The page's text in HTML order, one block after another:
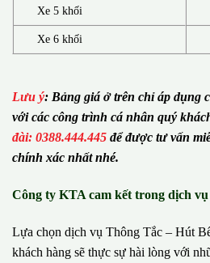
Xe 5 khối
Xe 6 khối
Lưu ý: Bảng giá ở trên chỉ áp dụng
với các công trình cá nhân quý
đài: 0388.444.445 để được tư vấn
chính xác nhất nhé.
Công ty KTA cam kết trong dịch vụ
Lựa chọn dịch vụ Thông Tắc – Hút
khách hàng sẽ thực sự hài lòng với